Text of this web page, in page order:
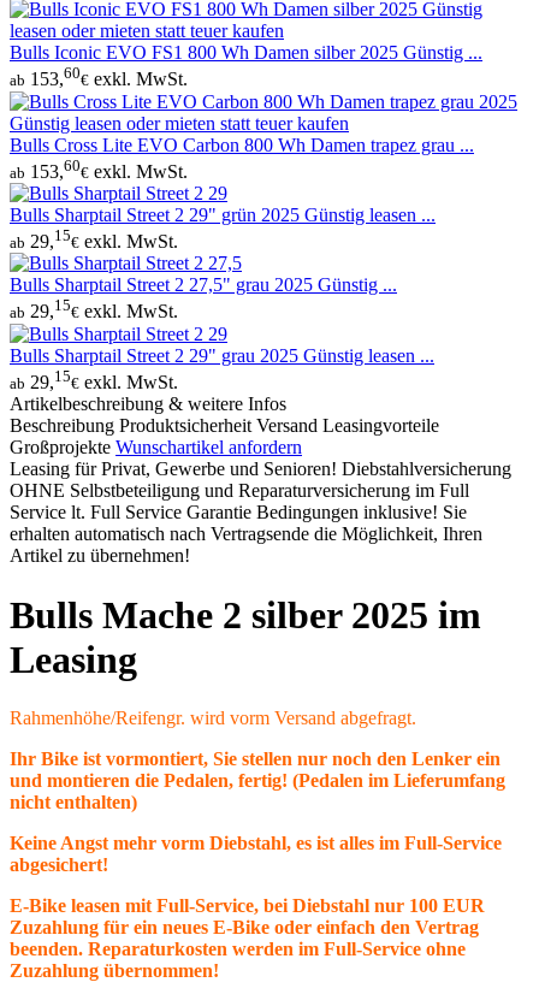
Bulls Iconic EVO FS1 800 Wh Damen silber 2025 Günstig ...
ab 153,60€ exkl. MwSt.
Bulls Cross Lite EVO Carbon 800 Wh Damen trapez grau ...
ab 153,60€ exkl. MwSt.
Bulls Sharptail Street 2 29" grün 2025 Günstig leasen ...
ab 29,15€ exkl. MwSt.
Bulls Sharptail Street 2 27,5" grau 2025 Günstig ...
ab 29,15€ exkl. MwSt.
Bulls Sharptail Street 2 29" grau 2025 Günstig leasen ...
ab 29,15€ exkl. MwSt.
Artikelbeschreibung & weitere Infos
Beschreibung Produktsicherheit Versand Leasingvorteile
Großprojekte Wunschartikel anfordern
Leasing für Privat, Gewerbe und Senioren! Diebstahlversicherung
OHNE Selbstbeteiligung und Reparaturversicherung im Full
Service lt. Full Service Garantie Bedingungen inklusive! Sie
erhalten automatisch nach Vertragsende die Möglichkeit, Ihren
Artikel zu übernehmen!
Bulls Mache 2 silber 2025 im
Leasing
Rahmenhöhe/Reifengr. wird vorm Versand abgefragt.
Ihr Bike ist vormontiert, Sie stellen nur noch den Lenker ein
und montieren die Pedalen, fertig! (Pedalen im Lieferumfang
nicht enthalten)
Keine Angst mehr vorm Diebstahl, es ist alles im Full-Service
abgesichert!
E-Bike leasen mit Full-Service, bei Diebstahl nur 100 EUR
Zuzahlung für ein neues E-Bike oder einfach den Vertrag
beenden. Reparaturkosten werden im Full-Service ohne
Zuzahlung übernommen!